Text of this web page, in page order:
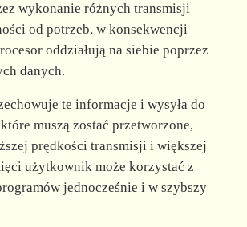
wykonanie różnych transmisji
od potrzeb, w konsekwencji
oddziałują na siebie poprzez
danych.
te informacje i wysyła do
muszą zostać przetworzone,
prędkości transmisji i większej
użytkownik może korzystać z
jednocześnie i w szybszy